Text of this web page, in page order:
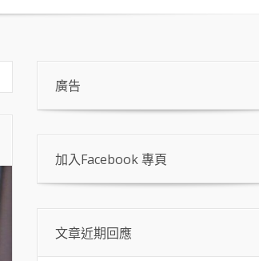
廣告
加入Facebook 專頁
文章近期回應